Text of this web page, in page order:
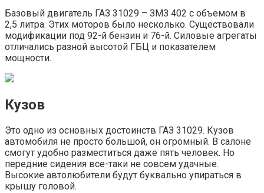
Базовый двигатель ГАЗ 31029 – ЗМЗ 402 с объемом в
2,5 литра. Этих моторов было несколько. Существовали
модификации под 92-й бензин и 76-й. Силовые агрегаты
отличались разной высотой ГБЦ и показателем
мощности.
Кузов
Это одно из основных достоинств ГАЗ 31029. Кузов
автомобиля не просто большой, он огромный. В салоне
смогут удобно разместиться даже пять человек. Но
передние сидения все-таки не совсем удачные.
Высокие автолюбители будут буквально упираться в
крышу головой.